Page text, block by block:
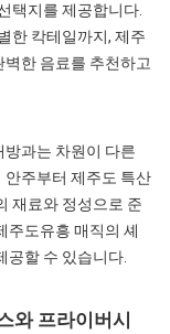
택지를 제공합니다.
한 칵테일까지, 제주
한 음료를 추천하고
과는 차원이 다른
안주부터 제주도 특산
재료와 정성으로 준
도유흥 매직의 셰
공할 수 있습니다.
와 프라이버시